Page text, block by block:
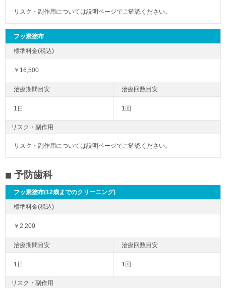
リスク・副作用については説明ページでご確認ください。
フッ素塗布
￥16,500
1日 1回
リスク・副作用
リスク・副作用については説明ページでご確認ください。
予防歯科
フッ素塗布(12歳までのクリーニング)
￥2,200
1日 1回
リスク・副作用